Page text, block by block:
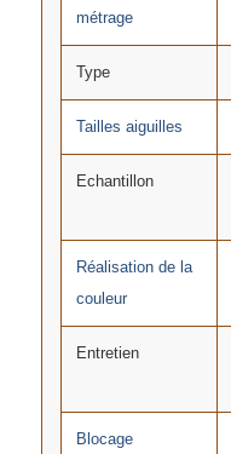
métrage
Type
Tailles aiguilles
Echantillon
Réalisation de la
couleur
Entretien
Blocage